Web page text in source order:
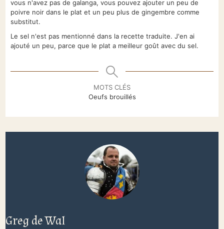
vous n'avez pas de galanga, vous pouvez ajouter un peu de
poivre noir dans le plat et un peu plus de gingembre comme
substitut.
Le sel n'est pas mentionné dans la recette traduite. J'en ai
ajouté un peu, parce que le plat a meilleur goût avec du sel.
MOTS CLÉS
Oeufs brouillés
Greg de Wal